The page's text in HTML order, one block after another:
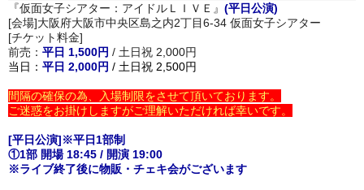
『仮面女子シアター：アイドルＬＩＶＥ』 (平日公演)
[会場]大阪府大阪市中央区島之内2丁目6-34 仮面女子シアター
[チケット料金]
前売： 平日 1,500円 / 土日祝 2,000円
当日： 平日 2,000円 / 土日祝 2,500円
間隔の確保の為、入場制限をさせて頂いております。
ご迷惑をお掛けしますがご理解いただければ幸いです。
[平日公演]※平日1部制
①1部 開場 18:45 / 開演 19:00
※ライブ終了後に物販・チェキ会がございます